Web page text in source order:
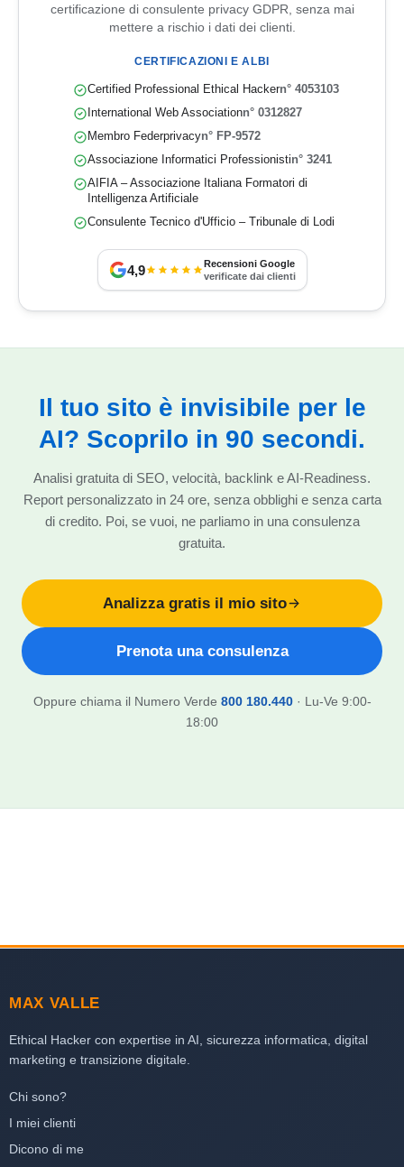
certificazione di consulente privacy GDPR, senza mai
mettere a rischio i dati dei clienti.
CERTIFICAZIONI E ALBI
Certified Professional Ethical Hackern° 4053103
International Web Associationn° 0312827
Membro Federprivacyn° FP-9572
Associazione Informatici Professionistin° 3241
AIFIA – Associazione Italiana Formatori di
Intelligenza Artificiale
Consulente Tecnico d'Ufficio – Tribunale di Lodi
4,9
Recensioni Google
verificate dai clienti
Il tuo sito è invisibile per le
AI? Scoprilo in 90 secondi.
Analisi gratuita di SEO, velocità, backlink e AI-Readiness.
Report personalizzato in 24 ore, senza obblighi e senza carta
di credito. Poi, se vuoi, ne parliamo in una consulenza
gratuita.
Analizza gratis il mio sito
Prenota una consulenza
Oppure chiama il Numero Verde 800 180.440· Lu-Ve 9:00-
18:00
MAX VALLE
Ethical Hacker con expertise in AI, sicurezza informatica, digital
marketing e transizione digitale.
Chi sono?
I miei clienti
Dicono di me